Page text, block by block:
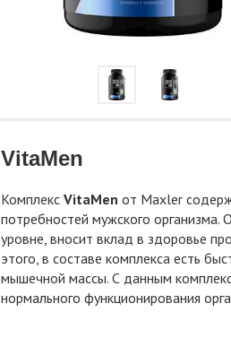
VitaMen
Комплекс VitaMen от Maxler
потребностей мужского
уровне, вносит вклад в здоровье
этого, в составе комплекса есть
мышечной массы. С данным
нормального функционирования